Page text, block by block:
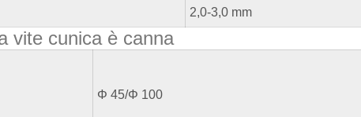
2,0-3,0 mm
vite cunica è canna
Φ 45/Φ 100